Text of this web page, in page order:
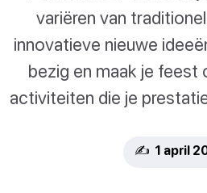
variëren van
innovatieve nieuwe
bezig en maak je feest
activiteiten die je
✍️ 1 april